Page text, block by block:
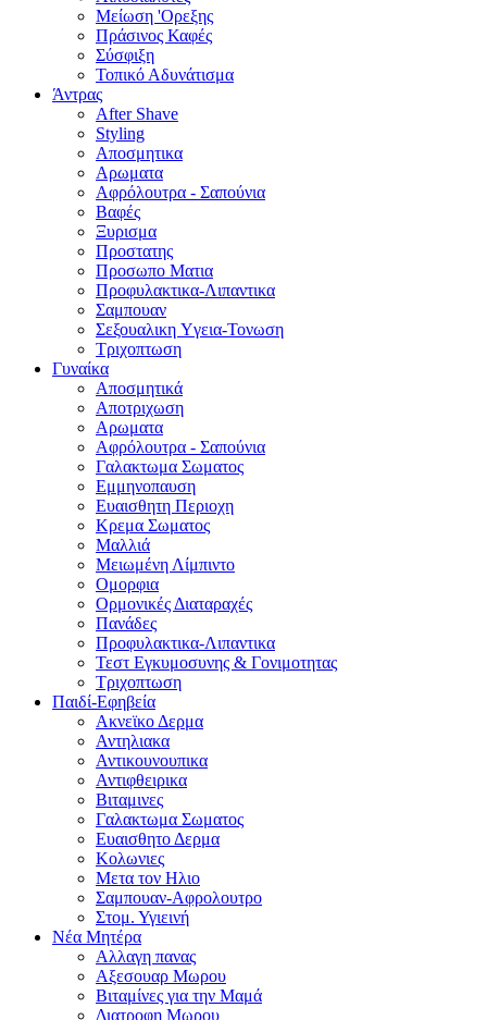
Μείωση 'Ορεξης
Πράσινος Καφές
Σύσφιξη
Τοπικό Αδυνάτισμα
Άντρας
After Shave
Styling
Αποσμητικα
Αρωματα
Αφρόλουτρα - Σαπούνια
Βαφές
Ξυρισμα
Προστατης
Προσωπο Ματια
Προφυλακτικα-Λιπαντικα
Σαμπουαν
Σεξουαλικη Yγεια-Τονωση
Τριχοπτωση
Γυναίκα
Αποσμητικά
Αποτριχωση
Αρωματα
Αφρόλουτρα - Σαπούνια
Γαλακτωμα Σωματος
Εμμηνοπαυση
Ευαισθητη Περιοχη
Κρεμα Σωματος
Μαλλιά
Μειωμένη Λίμπιντο
Ομορφια
Ορμονικές Διαταραχές
Πανάδες
Προφυλακτικα-Λιπαντικα
Τεστ Εγκυμοσυνης & Γονιμοτητας
Τριχοπτωση
Παιδί-Εφηβεία
Ακνεϊκο Δερμα
Αντηλιακα
Αντικουνουπικα
Αντιφθειρικα
Βιταμινες
Γαλακτωμα Σωματος
Ευαισθητο Δερμα
Κολωνιες
Μετα τον Ηλιο
Σαμπουαν-Αφρολουτρο
Στομ. Υγιεινή
Νέα Μητέρα
Αλλαγη πανας
Αξεσουαρ Μωρου
Βιταμίνες για την Μαμά
Διατροφη Μωρου